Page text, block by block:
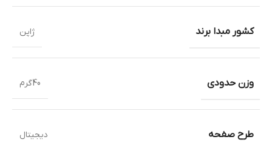
کشور مبدا برند ژاپن
وزن حدودی 40گرم
طرح صفحه دیجیتال